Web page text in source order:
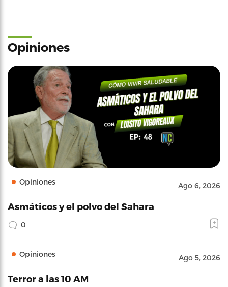
Opiniones
Opiniones Ago 6, 2026
Asmáticos y el polvo del Sahara
0
Opiniones Ago 5, 2026
Terror a las 10 AM